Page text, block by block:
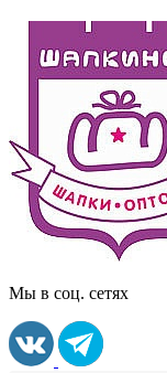
Мы в соц. сетях